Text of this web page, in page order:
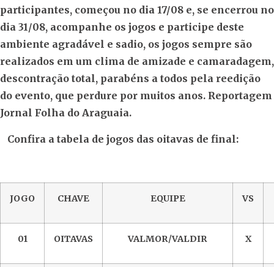
participantes, começou no dia 17/08 e, se encerrou no
dia 31/08, acompanhe os jogos e participe deste
ambiente agradável e sadio, os jogos sempre são
realizados em um clima de amizade e camaradagem,
descontração total, parabéns a todos pela reedição
do evento, que perdure por muitos anos. Reportagem
Jornal Folha do Araguaia.
Confira a tabela de jogos das oitavas de final:
JOGO CHAVE EQUIPE VS
01 OITAVAS VALMOR/VALDIR X